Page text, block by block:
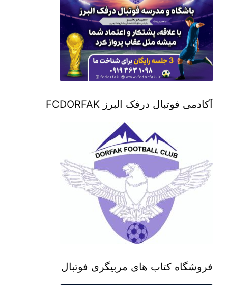
آکادمی فوتبال درفک البرز FCDORFAK
فروشگاه کتاب های مربیگری فوتبال